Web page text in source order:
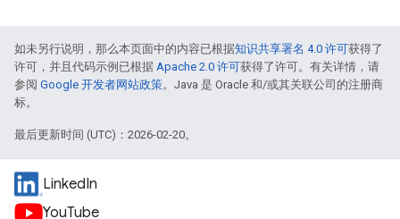
如未另行说明，那么本页面中的内容已根据知识共享署名 4.0 许可获得了
许可，并且代码示例已根据 Apache 2.0 许可获得了许可。有关详情，请
参阅 Google 开发者网站政策。Java 是 Oracle 和/或其关联公司的注册商
标。
最后更新时间 (UTC)：2026-02-20。
LinkedIn
YouTube